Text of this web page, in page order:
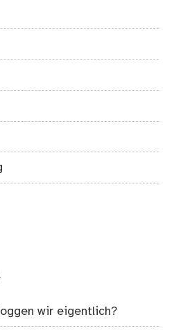
wir eigentlich?